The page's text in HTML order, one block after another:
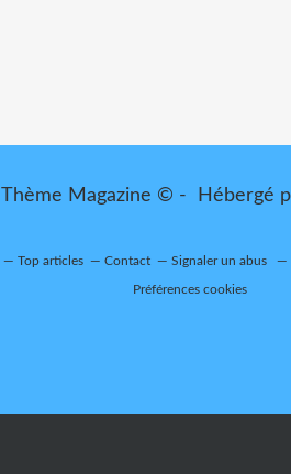
Thème Magazine © - Hébergé
Top articles Contact Signaler un abus
Préférences cookies